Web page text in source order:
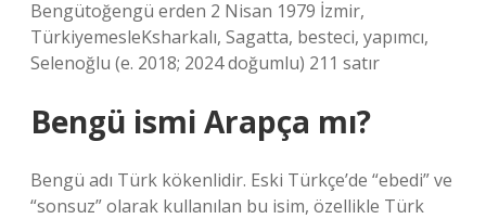
Bengütoğengü erden 2 Nisan 1979 İzmir,
TürkiyemesleKsharkalı, Sagatta, besteci, yapımcı,
Selenoğlu (e. 2018; 2024 doğumlu) 211 satır
Bengü ismi Arapça mı?
Bengü adı Türk kökenlidir. Eski Türkçe’de “ebedi” ve
“sonsuz” olarak kullanılan bu isim, özellikle Türk